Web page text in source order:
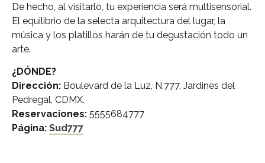
De hecho, al visitarlo, tu experiencia será multisensorial.
El equilibrio de la selecta arquitectura del lugar, la
música y los platillos harán de tu degustación todo un
arte.
¿DÓNDE?
Dirección: Boulevard de la Luz, N.777, Jardines del
Pedregal, CDMX.
Reservaciones: 5555684777
Página: Sud777